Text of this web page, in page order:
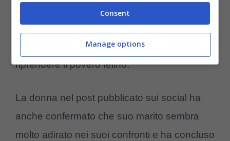
spaventato dalla nuova condizione, e
sperano vivamente cheentrami cambino
e che vadano immediatamente a
riprendere il povero felino.
La donna nel post pubblicato sui social ha
anche confermato che suo marito sembra
molto adirato nei suoi confronti e ha concluso
Consent
Manage options